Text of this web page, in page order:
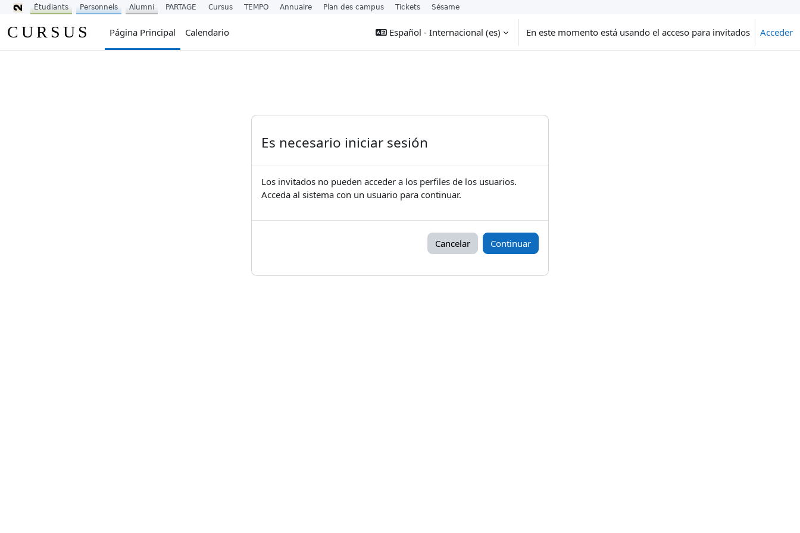
CURSUS Página Principal Calendario Español - Internacional ‎(es)‎ En este momento está usando el acceso para invitados Acceder
Es necesario iniciar sesión
Los invitados no pueden acceder a los perfiles de los usuarios.
Acceda al sistema con un usuario para continuar.
Cancelar Continuar
Étudiants Personnels Alumni PARTAGE Cursus TEMPO Annuaire Plan des campus Tickets Sésame